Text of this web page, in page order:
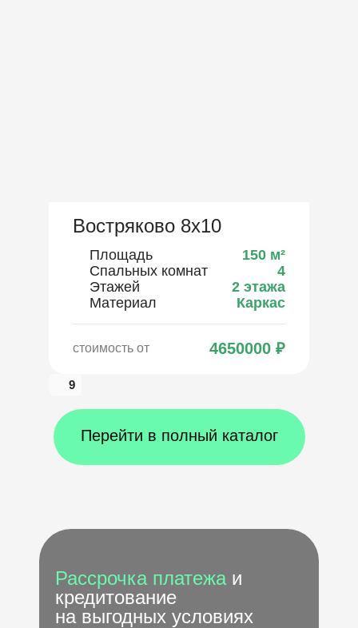
Востряково 8х10
Площадь 150 м²
Спальных комнат
4
Этажей
2 этажа
Материал
Каркас
стоимость от 4650000 ₽
9
Перейти в полный каталог
Рассрочка платежа и
кредитование
на выгодных условиях